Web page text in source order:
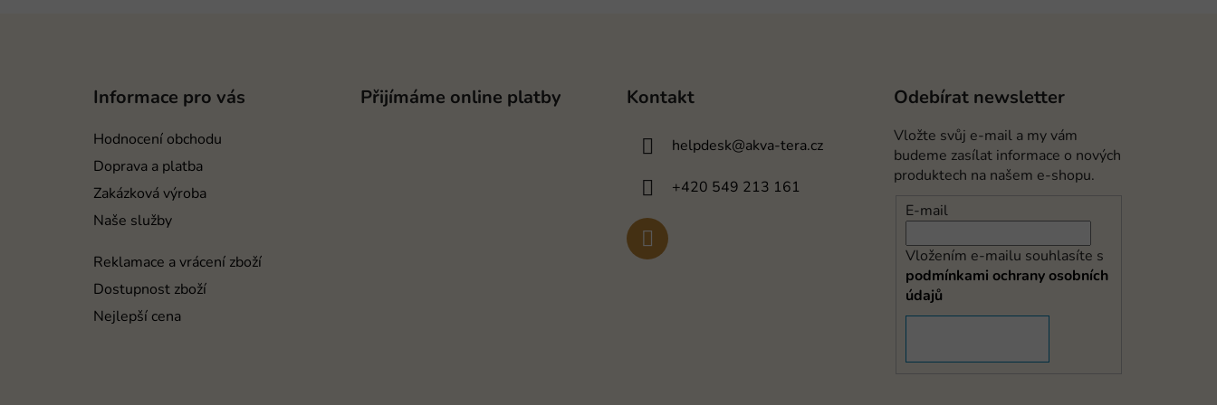
Informace pro vás
Hodnocení obchodu
Doprava a platba
Zakázková výroba
Naše služby
Reklamace a vrácení zboží
Dostupnost zboží
Nejlepší cena
Přijímáme online platby Kontakt
helpdesk@akva-tera.cz
+420 549 213 161
Odebírat newsletter
Vložte svůj e-mail a my vám
budeme zasílat informace o nových
produktech na našem e-shopu.
E-mail
Vložením e-mailu souhlasíte s
podmínkami ochrany osobních
údajů